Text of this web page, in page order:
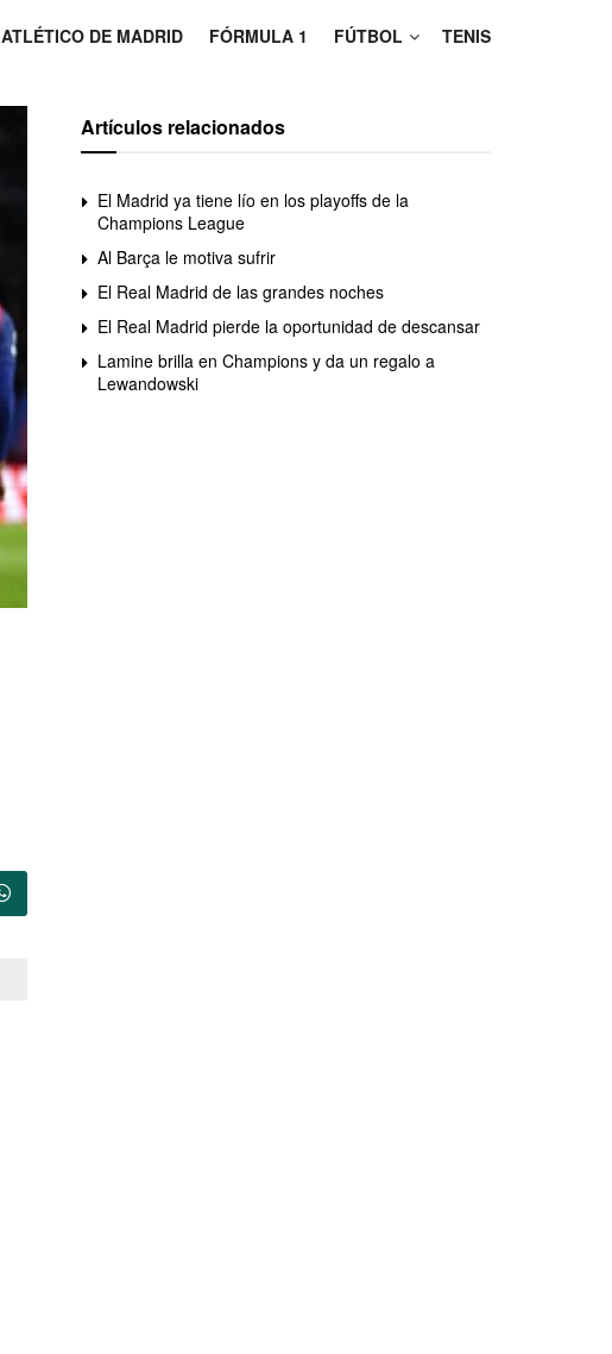
ATLÉTICO DE MADRID FÓRMULA 1 FÚTBOL TENIS
Artículos relacionados
El Madrid ya tiene lío en los playoffs de la
Champions League
Al Barça le motiva sufrir
El Real Madrid de las grandes noches
El Real Madrid pierde la oportunidad de descansar
Lamine brilla en Champions y da un regalo a
Lewandowski